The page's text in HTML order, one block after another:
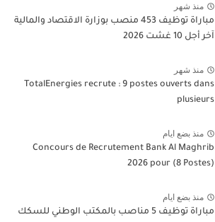
منذ شهر
مباراة توظيف 453 منصب بوزارة الاقتصاد والمالية
آخر أجل 10 غشت 2026
منذ شهر
TotalEnergies recrute : 9 postes ouverts dans
plusieurs
منذ بضع ايام
Concours de Recrutement Bank Al Maghrib
2026 pour (8 Postes)
منذ بضع ايام
مباراة توظيف 5 مناصب بالمكتب الوطني للسكك